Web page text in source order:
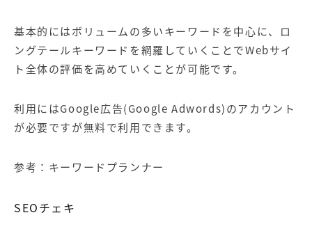
基本的にはボリュームの多いキーワードを中心に、ロ
ングテールキーワードを網羅していくことでWebサイ
ト全体の評価を高めていくことが可能です。
利用にはGoogle広告(Google Adwords)のアカウント
が必要ですが無料で利用できます。
参考： キーワードプランナー
SEOチェキ